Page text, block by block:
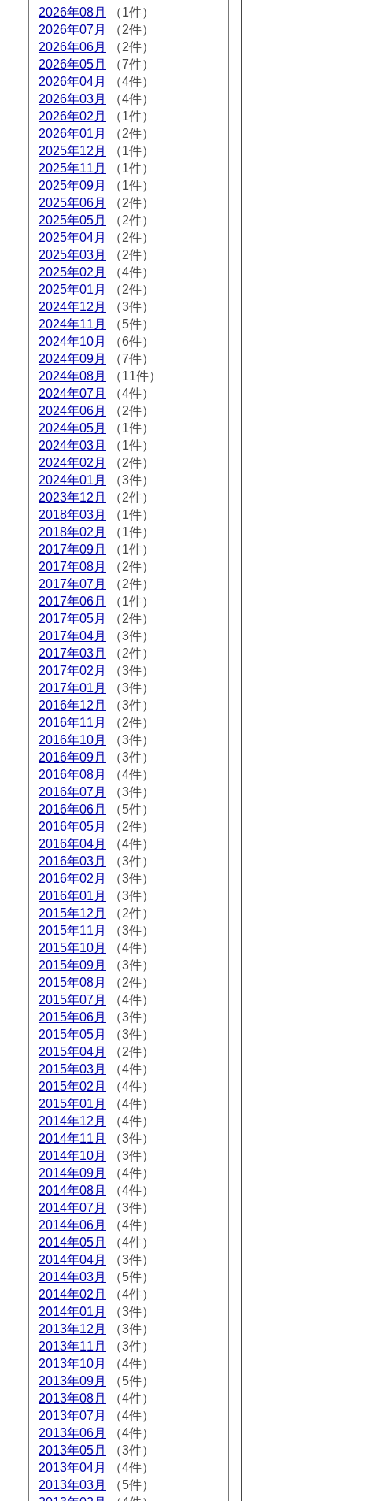
2026年08月
（1件）
2026年07月
（2件）
2026年06月
（2件）
2026年05月
（7件）
2026年04月
（4件）
2026年03月
（4件）
2026年02月
（1件）
2026年01月
（2件）
2025年12月
（1件）
2025年11月
（1件）
2025年09月
（1件）
2025年06月
（2件）
2025年05月
（2件）
2025年04月
（2件）
2025年03月
（2件）
2025年02月
（4件）
2025年01月
（2件）
2024年12月
（3件）
2024年11月
（5件）
2024年10月
（6件）
2024年09月
（7件）
2024年08月
（11件）
2024年07月
（4件）
2024年06月
（2件）
2024年05月
（1件）
2024年03月
（1件）
2024年02月
（2件）
2024年01月
（3件）
2023年12月
（2件）
2018年03月
（1件）
2018年02月
（1件）
2017年09月
（1件）
2017年08月
（2件）
2017年07月
（2件）
2017年06月
（1件）
2017年05月
（2件）
2017年04月
（3件）
2017年03月
（2件）
2017年02月
（3件）
2017年01月
（3件）
2016年12月
（3件）
2016年11月
（2件）
2016年10月
（3件）
2016年09月
（3件）
2016年08月
（4件）
2016年07月
（3件）
2016年06月
（5件）
2016年05月
（2件）
2016年04月
（4件）
2016年03月
（3件）
2016年02月
（3件）
2016年01月
（3件）
2015年12月
（2件）
2015年11月
（3件）
2015年10月
（4件）
2015年09月
（3件）
2015年08月
（2件）
2015年07月
（4件）
2015年06月
（3件）
2015年05月
（3件）
2015年04月
（2件）
2015年03月
（4件）
2015年02月
（4件）
2015年01月
（4件）
2014年12月
（4件）
2014年11月
（3件）
2014年10月
（3件）
2014年09月
（4件）
2014年08月
（4件）
2014年07月
（3件）
2014年06月
（4件）
2014年05月
（4件）
2014年04月
（3件）
2014年03月
（5件）
2014年02月
（4件）
2014年01月
（3件）
2013年12月
（3件）
2013年11月
（3件）
2013年10月
（4件）
2013年09月
（5件）
2013年08月
（4件）
2013年07月
（4件）
2013年06月
（4件）
2013年05月
（3件）
2013年04月
（4件）
2013年03月
（5件）